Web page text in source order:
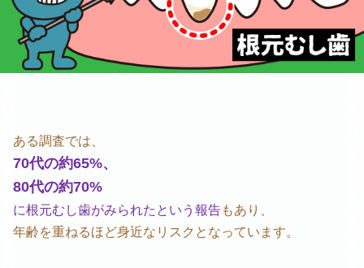
ある調査では、
70代の約65%、
80代の約70%
に根元むし歯がみられたという報告もあり、
年齢を重ねるほど身近なリスクとなっています。